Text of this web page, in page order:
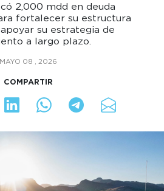
2,000 mdd en deuda
fortalecer su estructura
su estrategia de
a largo plazo.
MAYO 08 , 2026
COMPARTIR